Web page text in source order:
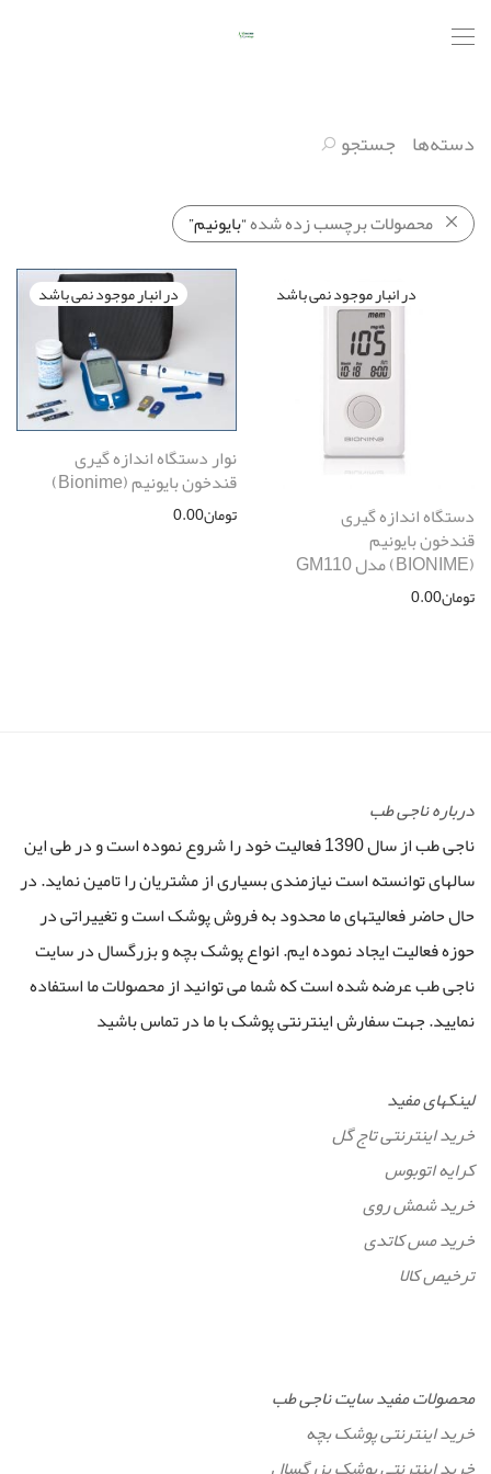
دسته‌ها جستجو
محصولات برچسب زده شده“بایونیم”
دستگاه اندازه گیری
قندخون بایونیم
(BIONIME) مدل GM110
تومان0.00
نوار دستگاه اندازه گیری
قندخون بایونیم (Bionime)
تومان0.00
درباره ناجی طب
ناجی طب از سال 1390 فعالیت خود را شروع نموده است و در طی این
سالهای توانسته است نیازمندی بسیاری از مشتریان را تامین نماید. در
حال حاضر فعالیتهای ما محدود به فروش پوشک است و تغییراتی در
حوزه فعالیت ایجاد نموده ایم. انواع پوشک بچه و بزرگسال در سایت
ناجی طب عرضه شده است که شما می توانید از محصولات ما استفاده
نمایید. جهت سفارش اینترنتی پوشک با ما در تماس باشید
لینکهای مفید
خرید اینترنتی تاج گل
کرایه اتوبوس
خرید شمش روی
خرید مس کاتدی
ترخیص کالا
محصولات مفید سایت ناجی طب
خرید اینترنتی پوشک بچه